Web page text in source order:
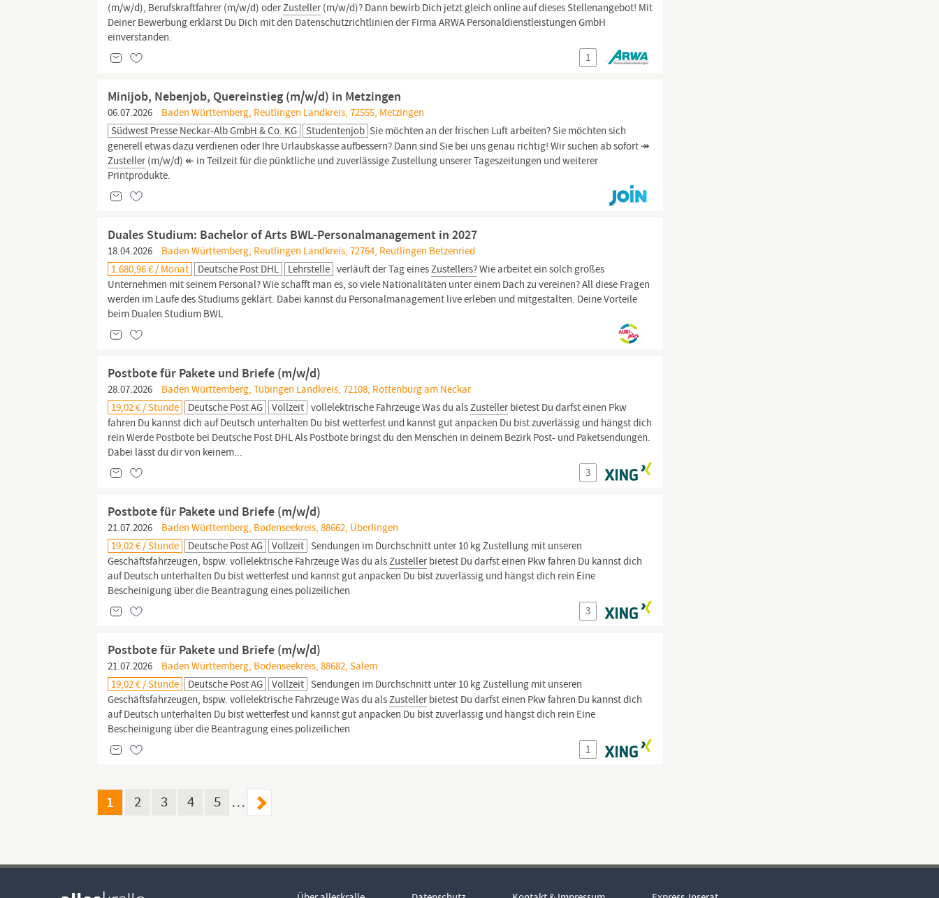
(m/w/d), Berufskraftfahrer (m/w/d) oderZusteller(m/w/d)? Dann bewirb Dich jetzt gleich online auf dieses Stellenangebot! Mit
Deiner Bewerbung erklärst Du Dich mit den Datenschutzrichtlinien der Firma ARWA Personaldienstleistungen GmbH
einverstanden.
1
Minijob, Nebenjob, Quereinstieg (m/w/d) in Metzingen
06.07.2026
Baden Württemberg, Reutlingen Landkreis, 72555, Metzingen
Südwest Presse Neckar-Alb GmbH & Co. KG
Studentenjob Sie möchten an der frischen Luft arbeiten? Sie möchten sich
generell etwas dazu verdienen oder Ihre Urlaubskasse aufbessern? Dann sind Sie bei uns genau richtig! Wir suchen ab sofort ↠
Zusteller(m/w/d) ↞ in Teilzeit für die pünktliche und zuverlässige Zustellung unserer Tageszeitungen und weiterer
Printprodukte.
Duales Studium: Bachelor of Arts BWL-Personalmanagement in 2027
18.04.2026
Baden Württemberg, Reutlingen Landkreis, 72764, Reutlingen Betzenried
1.680,96 € / Monat
Deutsche Post DHL Lehrstelle verläuft der Tag einesZustellers?Wie arbeitet ein solch großes
Unternehmen mit seinem Personal? Wie schafft man es, so viele Nationalitäten unter einem Dach zu vereinen? All diese Fragen
werden im Laufe des Studiums geklärt. Dabei kannst du Personalmanagement live erleben und mitgestalten. Deine Vorteile
beim Dualen Studium BWL
Postbote für Pakete und Briefe (m/w/d)
28.07.2026
Baden Württemberg, Tübingen Landkreis, 72108, Rottenburg am Neckar
19,02 € / Stunde
Deutsche Post AG Vollzeit vollelektrische Fahrzeuge Was du alsZustellerbietest Du darfst einen Pkw
fahren Du kannst dich auf Deutsch unterhalten Du bist wetterfest und kannst gut anpacken Du bist zuverlässig und hängst dich
rein Werde Postbote bei Deutsche Post DHL Als Postbote bringst du den Menschen in deinem Bezirk Post- und Paketsendungen.
Dabei lässt du dir von keinem...
3
Postbote für Pakete und Briefe (m/w/d)
21.07.2026
Baden Württemberg, Bodenseekreis, 88662, Überlingen
19,02 € / Stunde
Deutsche Post AG Vollzeit Sendungen im Durchschnitt unter 10 kg Zustellung mit unseren
Geschäftsfahrzeugen, bspw. vollelektrische Fahrzeuge Was du alsZustellerbietest Du darfst einen Pkw fahren Du kannst dich
auf Deutsch unterhalten Du bist wetterfest und kannst gut anpacken Du bist zuverlässig und hängst dich rein Eine
Bescheinigung über die Beantragung eines polizeilichen
3
Postbote für Pakete und Briefe (m/w/d)
21.07.2026
Baden Württemberg, Bodenseekreis, 88682, Salem
19,02 € / Stunde
Deutsche Post AG Vollzeit Sendungen im Durchschnitt unter 10 kg Zustellung mit unseren
Geschäftsfahrzeugen, bspw. vollelektrische Fahrzeuge Was du alsZustellerbietest Du darfst einen Pkw fahren Du kannst dich
auf Deutsch unterhalten Du bist wetterfest und kannst gut anpacken Du bist zuverlässig und hängst dich rein Eine
Bescheinigung über die Beantragung eines polizeilichen
1
1 2 3 4 5 …